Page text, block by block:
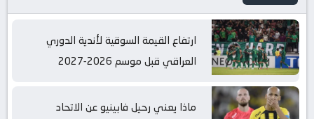
ارتفاع القيمة السوقية لأندية الدوري
العراقي قبل موسم 2026-2027
ماذا يعني رحيل فابينيو عن الاتحاد